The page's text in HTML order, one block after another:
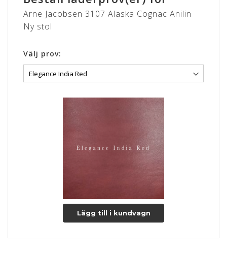
Arne Jacobsen 3107 Alaska Cognac Anilin
Ny stol
Välj prov:
Lägg till i kundvagn